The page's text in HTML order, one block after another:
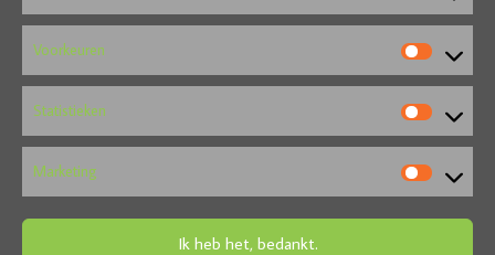
Voorkeuren
Statistieken
Marketing
Ik heb het, bedankt.
Adres :
Leuvensesteenweg 150 stand 3 (parking Delhaize) - 1300
Waver
+32 10 84 20 23
futondesignbelgium@gmail.com